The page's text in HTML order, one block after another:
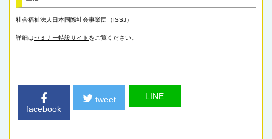
社会福祉法人日本国際社会事業団（ISSJ）
詳細はセミナー特設サイト をご覧ください。
facebook
tweet LINE